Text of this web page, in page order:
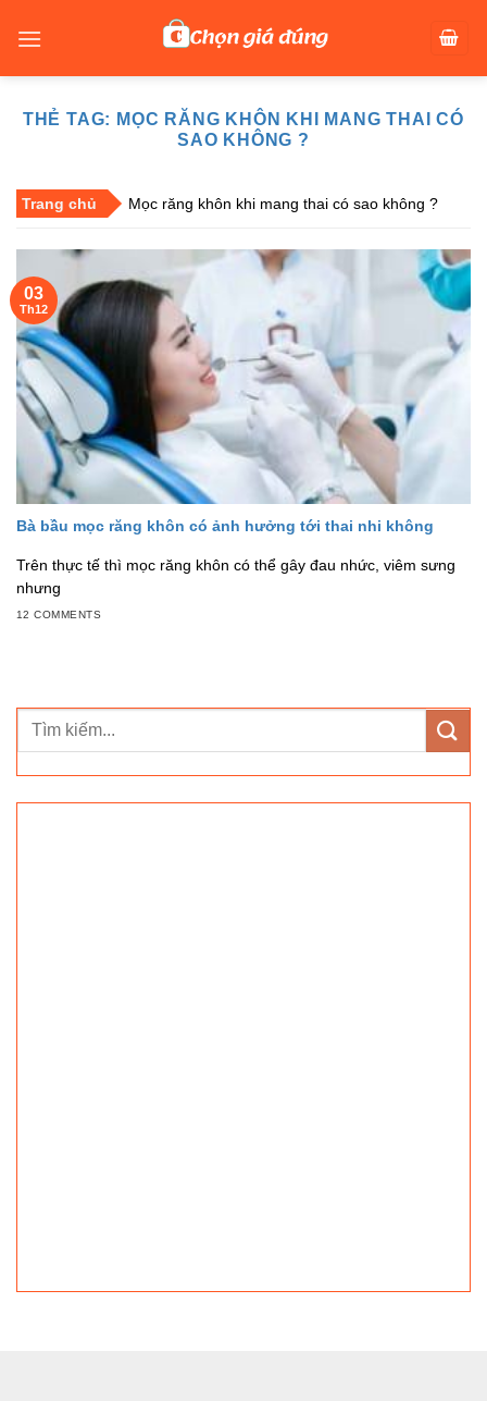
THẺ TAG: MỌC RĂNG KHÔN KHI MANG THAI CÓ
SAO KHÔNG ?
Trang chủ Mọc răng khôn khi mang thai có sao không ?
Bà bầu mọc răng khôn có ảnh hưởng tới thai nhi không
Trên thực tế thì mọc răng khôn có thể gây đau nhức, viêm sưng
nhưng
12 COMMENTS
03
Th12